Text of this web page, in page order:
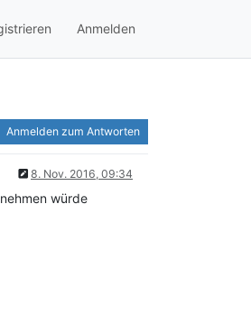
Anmelden
Anmelden zum Antworten
8. Nov. 2016, 09:34
würde